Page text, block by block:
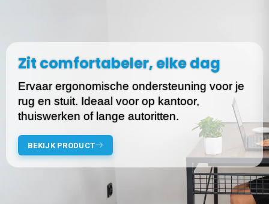
Zit comfortabeler, elke dag
Ervaar ergonomische ondersteuning voor je
rug en stuit. Ideaal voor op kantoor,
thuiswerken of lange autoritten.
BEKIJK PRODUCT